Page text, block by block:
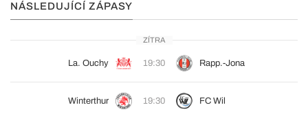
NÁSLEDUJÍCÍ ZÁPASY
ZÍTRA
La. Ouchy 19:30 Rapp.-Jona
Winterthur 19:30 FC Wil